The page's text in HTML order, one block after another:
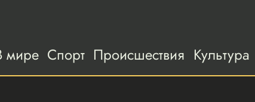
мире Спорт Происшествия Культура